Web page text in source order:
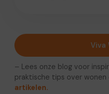
Viva
– Lees onze blog voor
praktische tips over wonen
artikelen.